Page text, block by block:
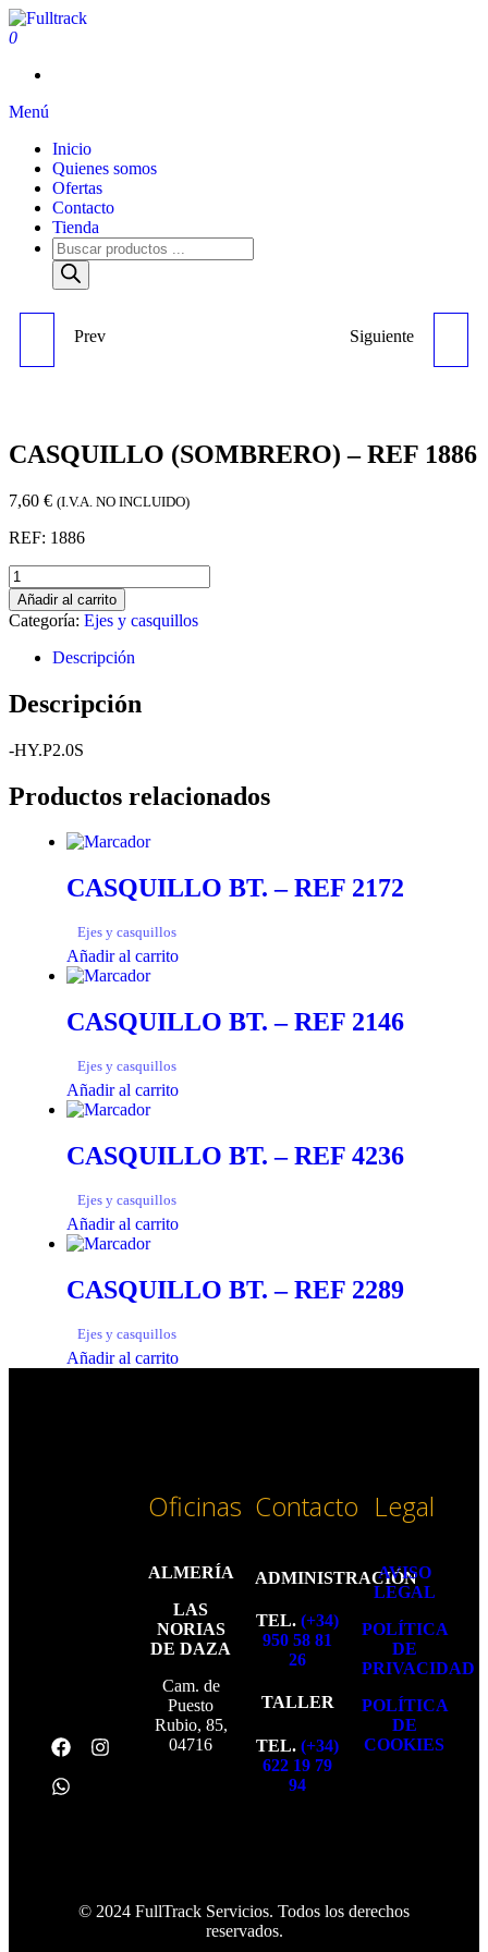
0
Menú
Inicio
Quienes somos
Ofertas
Contacto
Tienda
Prev CASQUILLO BRONZE
Siguiente
CASQUILLO (SOMBRERO) – REF 1886
7,60 € (I.V.A. NO INCLUIDO)
REF: 1886
Añadir al carrito
Categoría: Ejes y casquillos
Descripción
Descripción
-HY.P2.0S
Productos relacionados
CASQUILLO BT. – REF 2172
Ejes y casquillos
Añadir al carrito
CASQUILLO BT. – REF 2146
Ejes y casquillos
Añadir al carrito
CASQUILLO BT. – REF 4236
Ejes y casquillos
Añadir al carrito
CASQUILLO BT. – REF 2289
Ejes y casquillos
Añadir al carrito
Oficinas
ALMERÍA
LAS
NORIAS
DE DAZA
Cam. de
Puesto
Rubio, 85,
04716
Contacto
ADMINISTRACIÓN
TEL. (+34)
950 58 81
26
TALLER
TEL. (+34)
622 19 79
94
Legal
AVISO
LEGAL
POLÍTICA
DE
PRIVACIDAD
POLÍTICA
DE
COOKIES
© 2024 FullTrack Servicios. Todos los derechos
reservados.